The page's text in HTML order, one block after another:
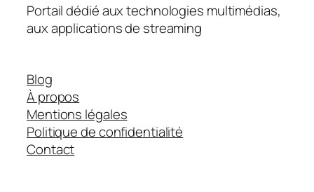
Portail dédié aux technologies multimédias,
aux applications de streaming
Blog
À propos
Mentions légales
Politique de confidentialité
Contact